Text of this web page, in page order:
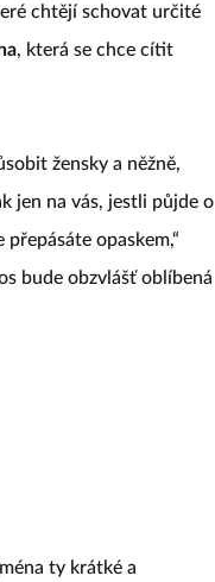
chtějí schovat určité
, která se chce cítit
žensky a něžně,
jen na vás, jestli půjde o
opaskem,“
bude obzvlášť oblíbená
ty krátké a